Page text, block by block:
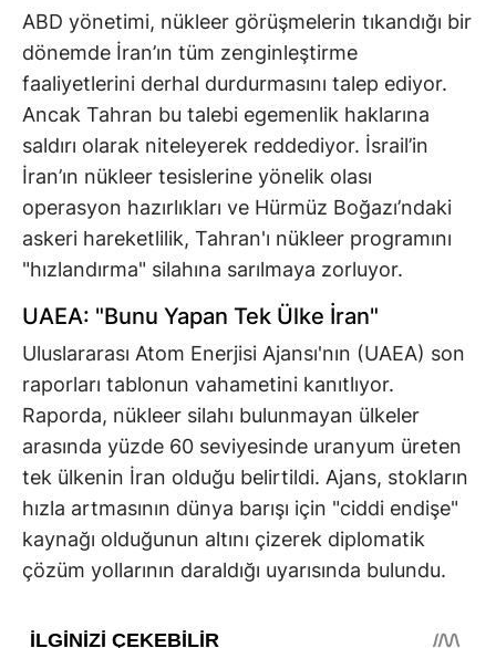
ABD yönetimi, nükleer görüşmelerin tıkandığı bir
dönemde İran’ın tüm zenginleştirme
faaliyetlerini derhal durdurmasını talep ediyor.
Ancak Tahran bu talebi egemenlik haklarına
saldırı olarak niteleyerek reddediyor. İsrail’in
İran’ın nükleer tesislerine yönelik olası
operasyon hazırlıkları ve Hürmüz Boğazı’ndaki
askeri hareketlilik, Tahran'ı nükleer programını
"hızlandırma" silahına sarılmaya zorluyor.
UAEA: "Bunu Yapan Tek Ülke İran"
Uluslararası Atom Enerjisi Ajansı'nın (UAEA) son
raporları tablonun vahametini kanıtlıyor.
Raporda, nükleer silahı bulunmayan ülkeler
arasında yüzde 60 seviyesinde uranyum üreten
tek ülkenin İran olduğu belirtildi. Ajans, stokların
hızla artmasının dünya barışı için "ciddi endişe"
kaynağı olduğunun altını çizerek diplomatik
çözüm yollarının daraldığı uyarısında bulundu.